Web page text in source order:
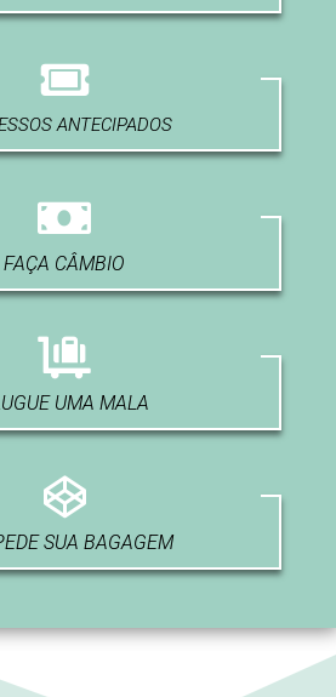
ANTECIPADOS
FAÇA CÂMBIO
UMA MALA
SUA BAGAGEM